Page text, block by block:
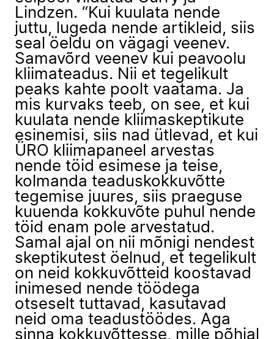
Lindzen. “Kui kuulata nende
juttu, lugeda nende artikleid, siis
seal öeldu on vägagi veenev.
Samavõrd veenev kui peavoolu
kliimateadus. Nii et tegelikult
peaks kahte poolt vaatama. Ja
mis kurvaks teeb, on see, et kui
kuulata nende kliimaskeptikute
esinemisi, siis nad ütlevad, et kui
ÜRO kliimapaneel arvestas
nende töid esimese ja teise,
kolmanda teaduskokkuvõtte
tegemise juures, siis praeguse
kuuenda kokkuvõte puhul nende
töid enam pole arvestatud.
Samal ajal on nii mõnigi nendest
skeptikutest öelnud, et tegelikult
on neid kokkuvõtteid koostavad
inimesed nende töödega
otseselt tuttavad, kasutavad
neid oma teadustöödes. Aga
sinna kokkuvõttesse, mille põhjal